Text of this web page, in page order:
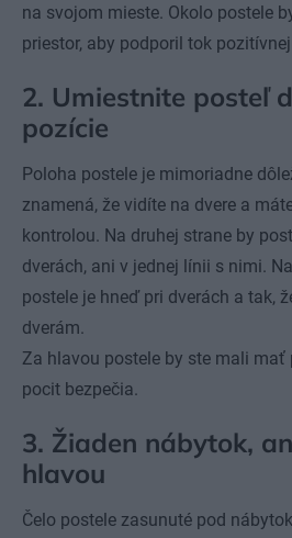
na svojom mieste. Okolo postele
priestor, aby podporil tok
2. Umiestnite posteľ
pozície
Poloha postele je mimoriadne
znamená, že vidíte na dvere a
kontrolou. Na druhej strane by
dverách, ani v jednej línii s nimi.
postele je hneď pri dverách a tak,
dverám.
Za hlavou postele by ste mali mať
pocit bezpečia.
3. Žiaden nábytok,
hlavou
Čelo postele zasunuté pod